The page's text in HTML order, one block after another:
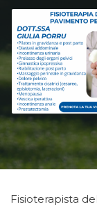
Fisioterapista